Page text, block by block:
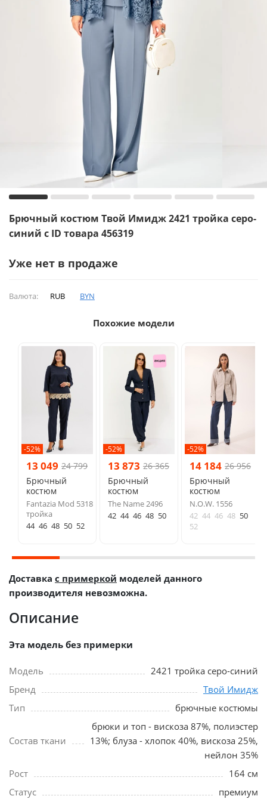
Брючный костюм Твой Имидж 2421 тройка серо-
синий с ID товара 456319
Уже нет в продаже
Валюта: RUB BYN
Похожие модели
-52%
13 049 24 799
Брючный
костюм
Fantazia Mod 5318
тройка
44 46 48 50 52
-52%
13 873 26 365
Брючный
костюм
The Name 2496
42 44 46 48 50
-52%
14 184 26 956
Брючный
костюм
N.O.W. 1556
42 44 46 48 50
52
Доставка с примеркой моделей данного
производителя невозможна.
Описание
Эта модель без примерки
Модель
2421 тройка серо-синий
Бренд
Твой Имидж
Тип
брючные костюмы
Состав ткани
брюки и топ - вискоза 87%, полиэстер
13%; блуза - хлопок 40%, вискоза 25%,
нейлон 35%
Рост
164 см
Статус
премиум